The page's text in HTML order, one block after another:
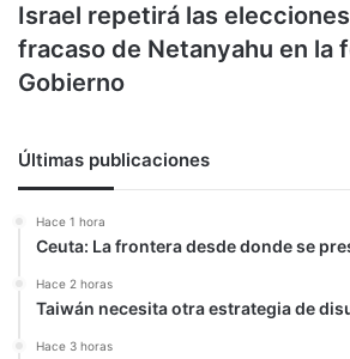
Israel repetirá las
fracaso de Netanyahu en la
Gobierno
Últimas publicaciones
Hace 1 hora
Ceuta: La frontera desde donde se
Hace 2 horas
Taiwán necesita otra estrategia de
Hace 3 horas